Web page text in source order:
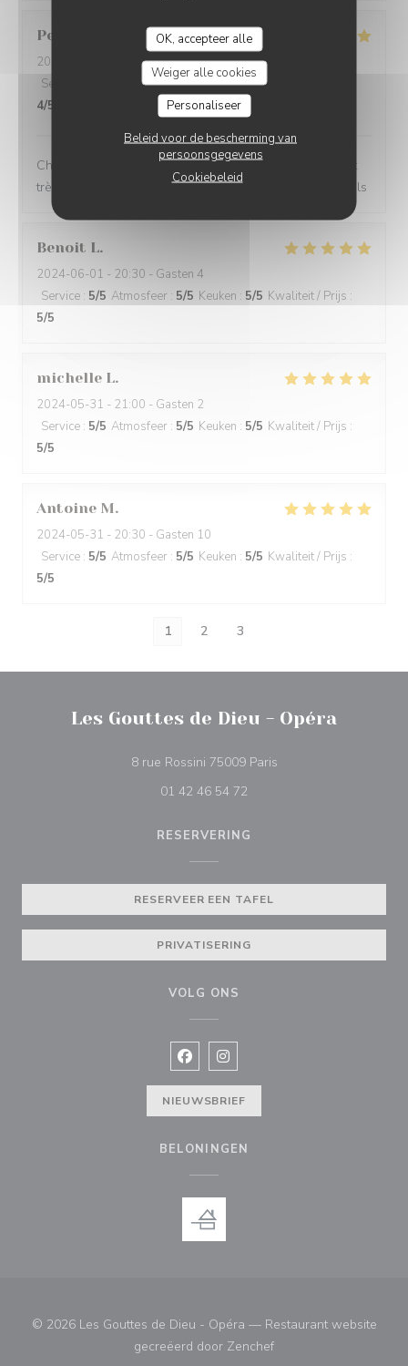
OK, accepteer alle
Weiger alle cookies
Personaliseer
Beleid voor de bescherming van
persoonsgegevens
Cookiebeleid
Perrine
2024-05-30
- 19:30 - Gasten 4
Service
Atmosfeer:4/5 Keuken:5/5
4/5
Chouette lieu. La planche de charcuterie + Fromage est
très copieuse et les vins sont très bons. De bons conseils
Benoit L
2024-06-01 - 20:30 - Gasten 4
Service : 5/5 Atmosfeer : 5/5 Keuken : 5/5 Kwaliteit / Prijs :
5/5
michelle L
2024-05-31 - 21:00 - Gasten 2
Service : 5/5 Atmosfeer : 5/5 Keuken : 5/5 Kwaliteit / Prijs :
5/5
Antoine M
2024-05-31 - 20:30 - Gasten 10
Service : 5/5 Atmosfeer : 5/5 Keuken : 5/5 Kwaliteit / Prijs :
5/5
1 2 3
Les Gouttes de Dieu - Opéra
8 rue Rossini 75009 Paris((opent in een nieuw
01 42 46 54 72
RESERVERING
RESERVEER EEN TAFEL
PRIVATISERING
VOLG ONS
Facebook ((opent in een nieuw
Instagram ((opent in een
NIEUWSBRIEF
BELONINGEN
© 2026 Les Gouttes de Dieu - Opéra — Restaurant website
gecreëerd door Zenchef((opent in een nieuw